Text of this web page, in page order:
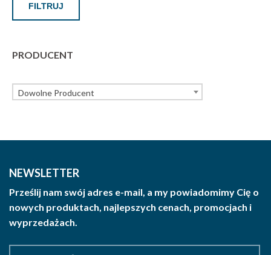
FILTRUJ
PRODUCENT
Dowolne Producent
NEWSLETTER
Prześlij nam swój adres e-mail, a my powiadomimy Cię o
nowych produktach, najlepszych cenach, promocjach i
wyprzedażach.